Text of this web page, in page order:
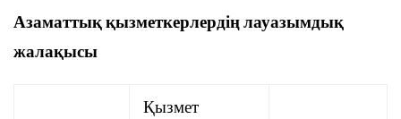
Азаматтық қызметкерлердің лауазымдық
жалақысы
Қызмет